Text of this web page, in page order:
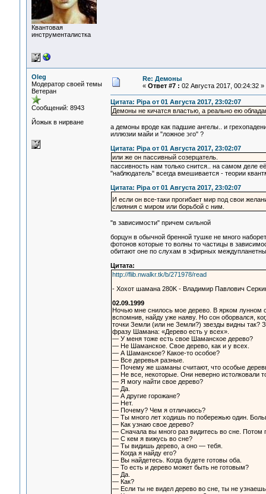
Квантовая
инструменталистка
Oleg
Модератор своей темы
Ветеран
Сообщений: 8943
Йожык в нирване
Re: Демоны
« Ответ #7 : 02 Августа 2017, 00:24:32 »
Цитата: Pipa от 01 Августа 2017, 23:02:07
Демоны не кичатся властью, а реально ею
а демоны вроде как падшие ангелы.. и
иллюзии майи и "ложное эго" ?
Цитата: Pipa от 01 Августа 2017, 23:02:07
или же он пассивный созерцатель.
пассивность нам только снится.. на самом деле
"наблюдатель" всегда вмешивается - теории
Цитата: Pipa от 01 Августа 2017, 23:02:07
И если он все-таки прогибает мир под свои
слияния с миром или борьбой с ним.
"в зависимости" причем сильной
борцун в обычной бренной тушке не много
фотонов которые то волны то частицы в
обитают оне по слухам в эфирных
Цитата:
http://flib.nwalkr.tk/b/271978/read
- Хохот шамана 280K - Владимир Павлович
02.09.1999
Ночью мне снилось мое дерево. В ярком лунном
вспомнив, найду уже наяву. Но сон оборвался,
точки Земли (или не Земли?) звезды видны так?
фразу Шамана: «Дерево есть у всех».
— У меня тоже есть свое Шаманское дерево?
— Не Шаманское. Свое дерево, как и у всех.
— А Шаманское? Какое-то особое?
— Все деревья разные.
— Почему же шаманы считают, что особые
— Не все, некоторые. Они неверно истолковали
— Я могу найти свое дерево?
— Да.
— А другие горожане?
— Нет.
— Почему? Чем я отличаюсь?
— Ты много лет ходишь по побережью один.
— Как узнаю свое дерево?
— Сначала вы много раз видитесь во сне. Потом
— С кем я вижусь во сне?
— Ты видишь дерево, а оно — тебя.
— Когда я найду его?
— Вы найдетесь. Когда будете готовы оба.
— То есть и дерево может быть не готовым?
— Да.
— Как?
— Если ты не видел дерево во сне, ты не